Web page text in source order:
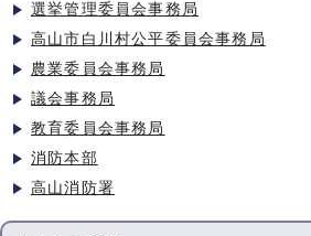
選挙管理委員会事務局
高山市白川村公平委員会事務局
農業委員会事務局
議会事務局
教育委員会事務局
消防本部
高山消防署